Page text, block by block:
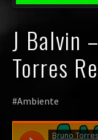
J Balvin
Torres
#Ambiente